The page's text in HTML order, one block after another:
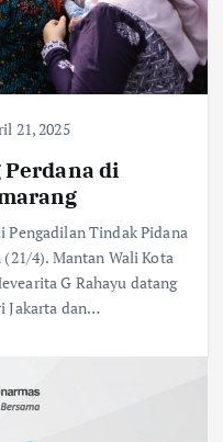
21, 2025
di
Pengadilan Tindak Pidana
4). Mantan Wali Kota
G Rahayu datang
Jakarta dan…